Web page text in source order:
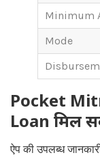
Minimum
Mode
Pocket
Loan मिल
ऐप की उपलब्ध